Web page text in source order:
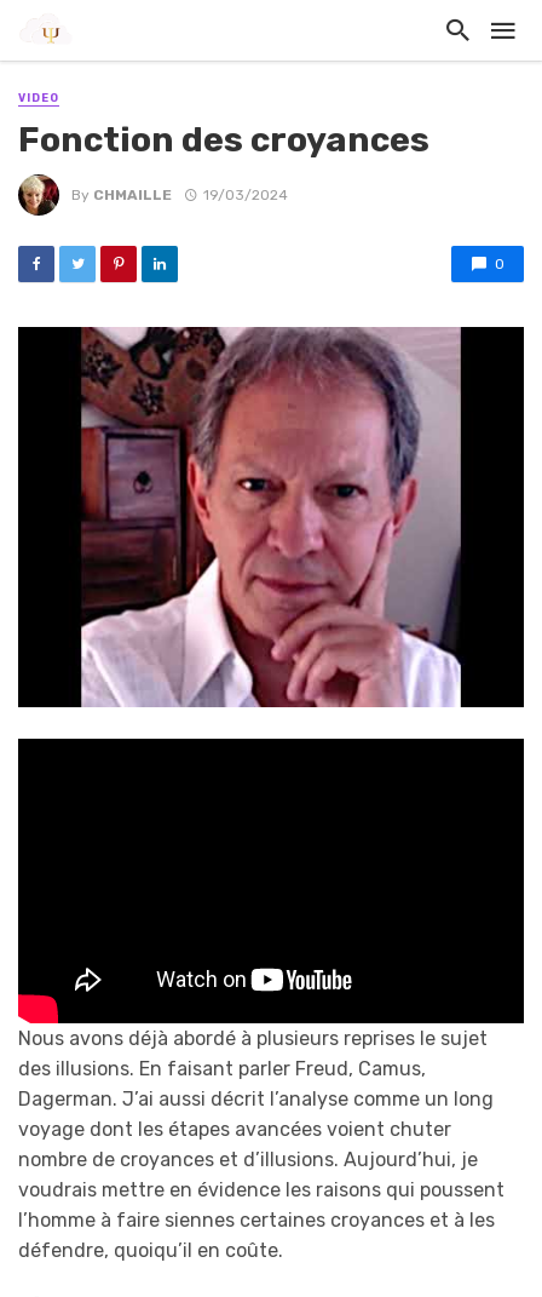
VIDEO
Fonction des croyances
By CHMAILLE 19/03/2024
0
Nous avons déjà abordé à plusieurs reprises le sujet
des illusions. En faisant parler Freud, Camus,
Dagerman. J’ai aussi décrit l’analyse comme un long
voyage dont les étapes avancées voient chuter
nombre de croyances et d’illusions. Aujourd’hui, je
voudrais mettre en évidence les raisons qui poussent
l’homme à faire siennes certaines croyances et à les
défendre, quoiqu’il en coûte.